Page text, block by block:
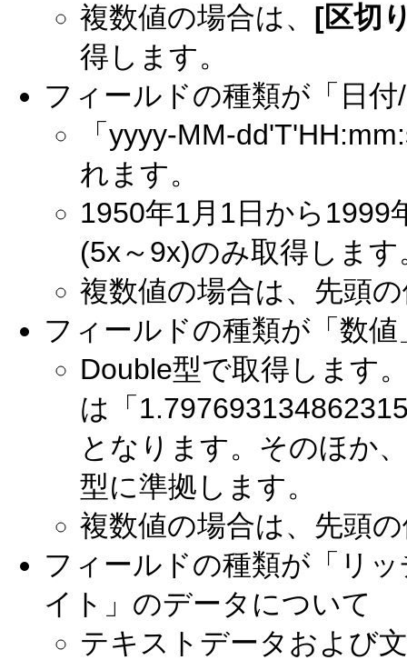
複数値の場合は、 [区切
得します。
フィールドの種類が「日
「yyyy-MM-
れます。
1950年1月1日から1999
(5x～9x)のみ取得します
複数値の場合は、先頭
フィールドの種類が「数
Double型で取得します
は「
となります。そのほか
型に準拠します。
複数値の場合は、先頭
フィールドの種類が「リ
イト」のデータについて
テキストデータおよび